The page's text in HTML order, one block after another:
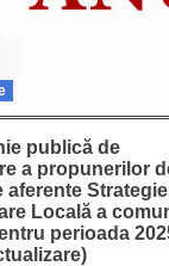
publică de
a propunerilor
aferente
Locală a
perioada